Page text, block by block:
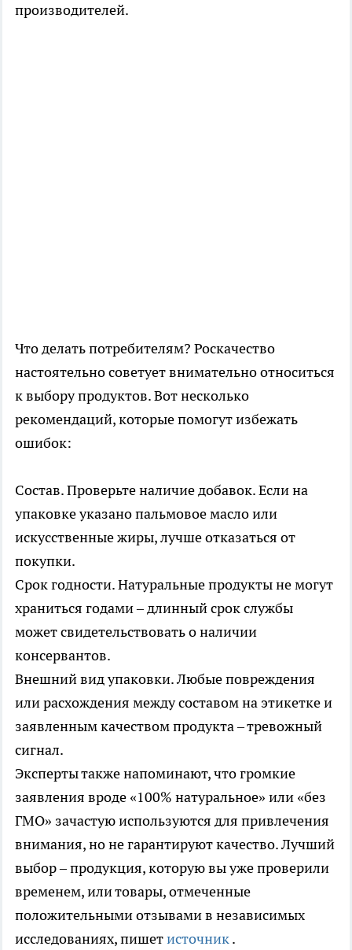
производителей.
Что делать потребителям? Роскачество
настоятельно советует внимательно относиться
к выбору продуктов. Вот несколько
рекомендаций, которые помогут избежать
ошибок:
Состав. Проверьте наличие добавок. Если на
упаковке указано пальмовое масло или
искусственные жиры, лучше отказаться от
покупки.
Срок годности. Натуральные продукты не могут
храниться годами – длинный срок службы
может свидетельствовать о наличии
консервантов.
Внешний вид упаковки. Любые повреждения
или расхождения между составом на этикетке и
заявленным качеством продукта – тревожный
сигнал.
Эксперты также напоминают, что громкие
заявления вроде «100% натуральное» или «без
ГМО» зачастую используются для привлечения
внимания, но не гарантируют качество. Лучший
выбор – продукция, которую вы уже проверили
временем, или товары, отмеченные
положительными отзывами в независимых
исследованиях, пишетисточник.